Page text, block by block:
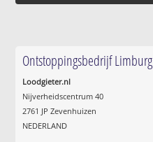
Ontstoppingsbedrijf Limburg
Loodgieter.nl
Nijverheidscentrum 40
2761 JP Zevenhuizen
NEDERLAND